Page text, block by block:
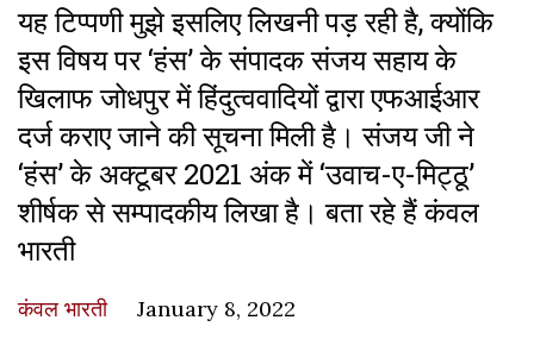
यह टिप्पणी मुझे इसलिए लिखनी पड़ रही है, क्योंकि
इस विषय पर ‘हंस’ के संपादक संजय सहाय के
खिलाफ जोधपुर में हिंदुत्ववादियों द्वारा एफआईआर
दर्ज कराए जाने की सूचना मिली है। संजय जी ने
‘हंस’ के अक्टूबर 2021 अंक में ‘उवाच-ए-मिट्ठू’
शीर्षक से सम्पादकीय लिखा है। बता रहे हैं कंवल
भारती
कंवल भारती January 8, 2022